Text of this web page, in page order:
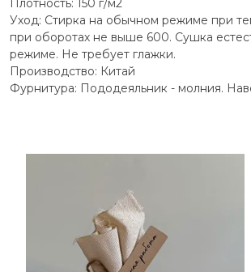
Плотность: 150 г/м2
Уход: Стирка на обычном режиме при
при оборотах не выше 600. Сушка
режиме. Не требует глажки.
Производство: Китай
Фурнитура: Пододеяльник - молния.